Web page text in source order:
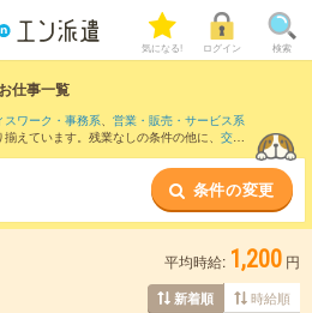
気になる! ログイン 検索
仕事一覧
スワーク・事務系、 営業・販売・サービス系
えています。残業なしの条件の他に、 交通
条件の変更
平均時給: 1,200 円
新着順 時給順